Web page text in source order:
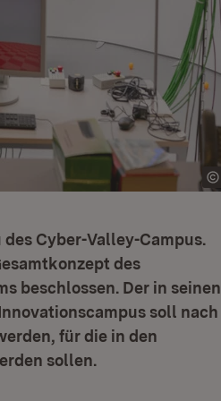
Cyber-Valley-Campus.
des
beschlossen. Der in seinen
soll nach
für die in den
sollen.